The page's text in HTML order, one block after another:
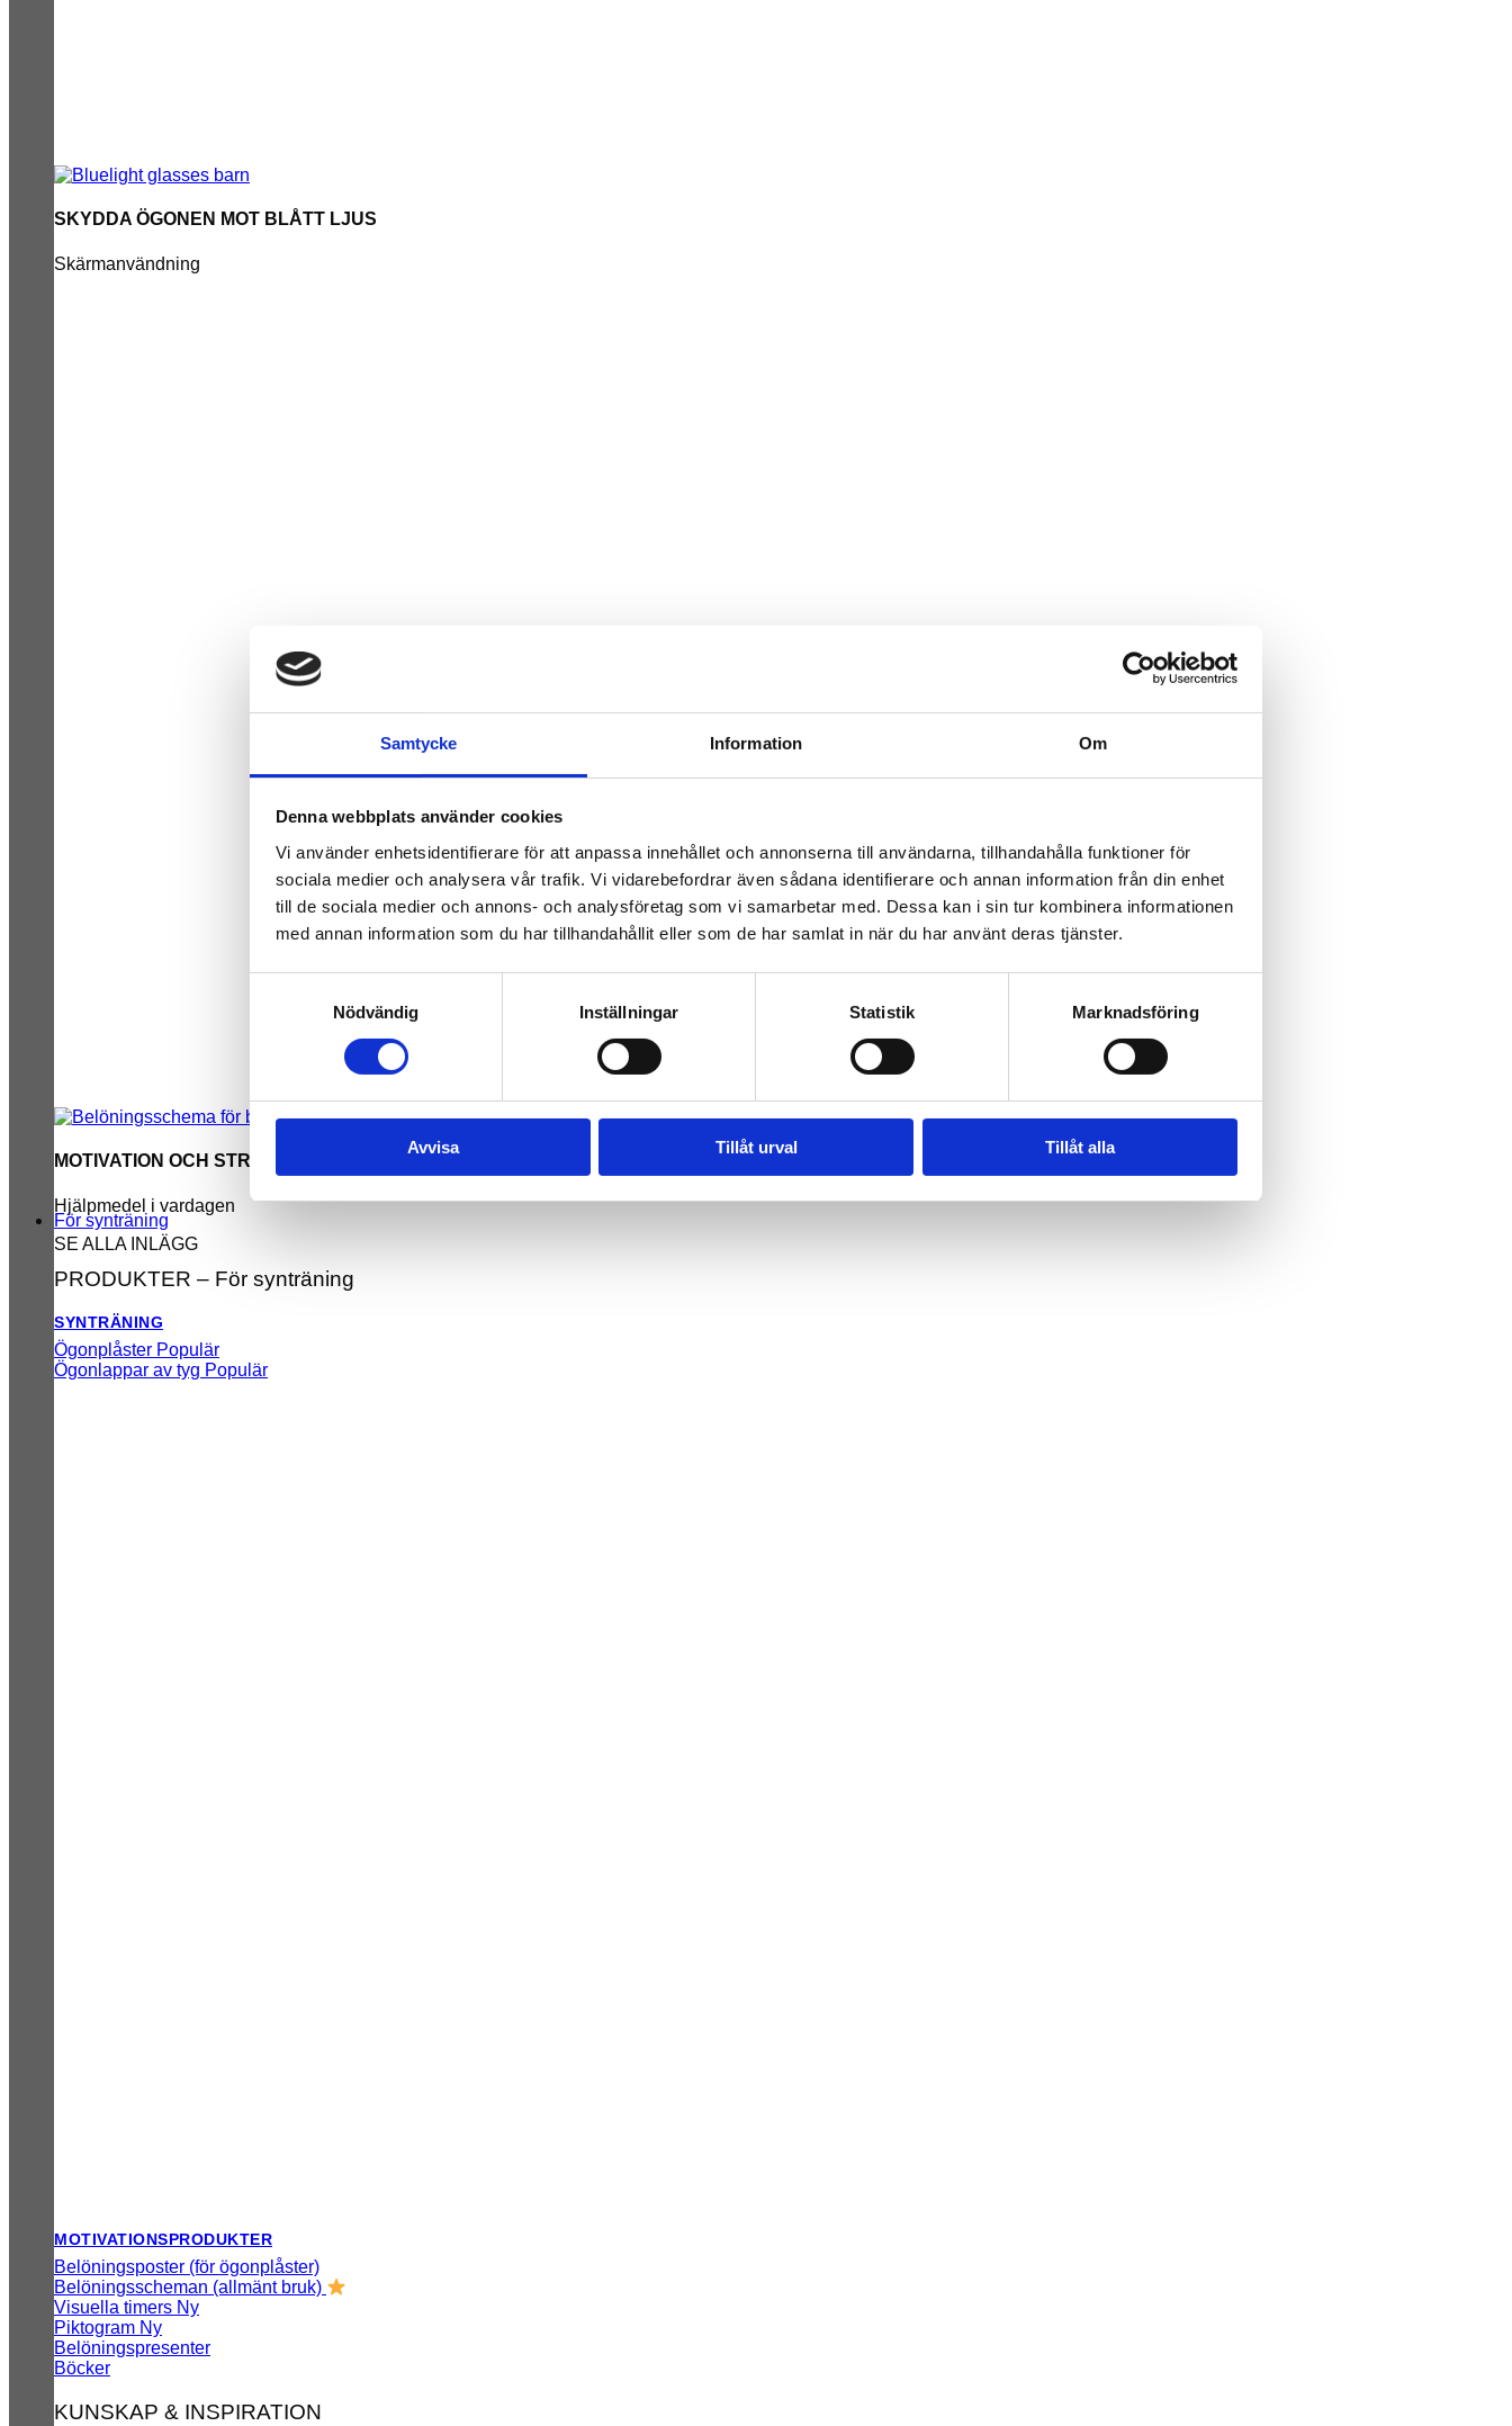
Samtycke Information Om
Denna webbplats använder cookies
Vi använder enhetsidentifierare för att anpassa innehållet och annonserna till användarna, tillhandahålla funktioner för
sociala medier och analysera vår trafik. Vi vidarebefordrar även sådana identifierare och annan information från din enhet
till de sociala medier och annons- och analysföretag som vi samarbetar med. Dessa kan i sin tur kombinera informationen
med annan information som du har tillhandahållit eller som de har samlat in när du har använt deras tjänster.
Nödvändig
Inställningar Statistik Marknadsföring
Avvisa Tillåt urval Tillåt alla
SKYDDA ÖGONEN MOT BLÅTT LJUS
Skärmanvändning
MOTIVATION OCH STRUKTUR
Hjälpmedel i vardagen
SE ALLA INLÄGG
För synträning
PRODUKTER – För synträning
SYNTRÄNING
Ögonplåster
Ögonlappar av tyg
MOTIVATIONSPRODUKTER
Belöningsposter (för ögonplåster)
Belöningsscheman (allmänt bruk)
Visuella timers
Piktogram
Belöningspresenter
Böcker
KUNSKAP & INSPIRATION